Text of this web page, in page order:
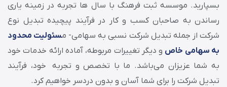
بسپارید. موسسه ثبت فرهنگ با سال ها تجربه در زمینه یاری
رساندن به صاحبان کسب و کار در فرآیند پیچیده تبدیل نوع
شرکت از جمله تبدیل شرکت نسبی به سهامی- مسئولیت محدود
به سهامی خاص و دیگر تغییرات مربوطه، آماده ارائه خدمات خود
به شما عزیزان می‌باشد. ما با تخصص و تجربه خود، فرآیند
تبدیل شرکت را برای شما آسان و بدون دردسر خواهیم کرد.